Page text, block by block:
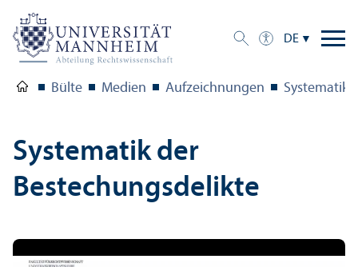
DE
Bülte Medien Aufzeichnungen Systematik
Systematik der
Bestechungs­delikte